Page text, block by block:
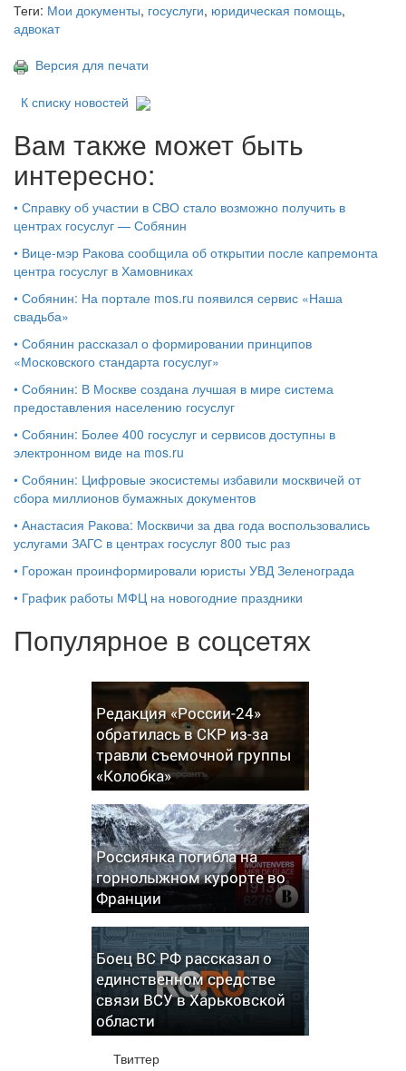
Теги: Мои документы, госуслуги, юридическая помощь,
адвокат
Версия для печати
К списку новостей
Вам также может быть
интересно:
• Справку об участии в СВО стало возможно получить в
центрах госуслуг — Собянин
• Вице-мэр Ракова сообщила об открытии после капремонта
центра госуслуг в Хамовниках
• Собянин: На портале mos.ru появился сервис «Наша
свадьба»
• Собянин рассказал о формировании принципов
«Московского стандарта госуслуг»
• Собянин: В Москве создана лучшая в мире система
предоставления населению госуслуг
• Собянин: Более 400 госуслуг и сервисов доступны в
электронном виде на mos.ru
• Собянин: Цифровые экосистемы избавили москвичей от
сбора миллионов бумажных документов
• Анастасия Ракова: Москвичи за два года воспользовались
услугами ЗАГС в центрах госуслуг 800 тыс раз
• Горожан проинформировали юристы УВД Зеленограда
• График работы МФЦ на новогодние праздники
Популярное в соцсетях
Редакция «России-24»
обратилась в СКР из-за
травли съемочной группы
«Колобка»
Россиянка погибла на
горнолыжном курорте во
Франции
Боец ВС РФ рассказал о
единственном средстве
связи ВСУ в Харьковской
области
Твиттер